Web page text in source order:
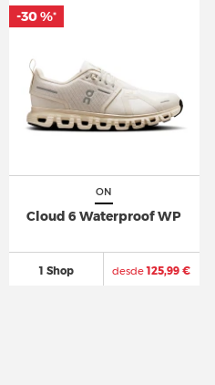
ON
Cloud 6 Waterproof WP
1 Shop desde125,99 €
-30 %*
-30 %*